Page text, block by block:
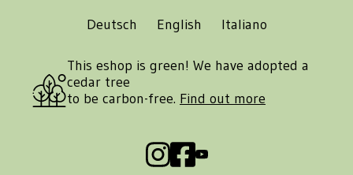
Deutsch
English Italiano
This eshop is green! We have adopted a
cedar tree
to be carbon-free. Find out more